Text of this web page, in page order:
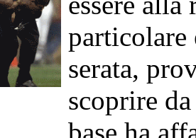
particolare
serata,
scoprire
base ha